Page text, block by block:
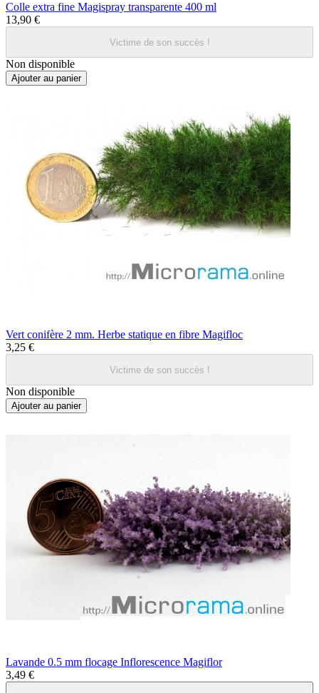
Colle extra fine Magispray transparente 400 ml
13,90 €
Victime de son succès !
Non disponible
Ajouter au panier
Vert conifère 2 mm. Herbe statique en fibre Magifloc
3,25 €
Victime de son succès !
Non disponible
Ajouter au panier
Lavande 0.5 mm flocage Inflorescence Magiflor
3,49 €